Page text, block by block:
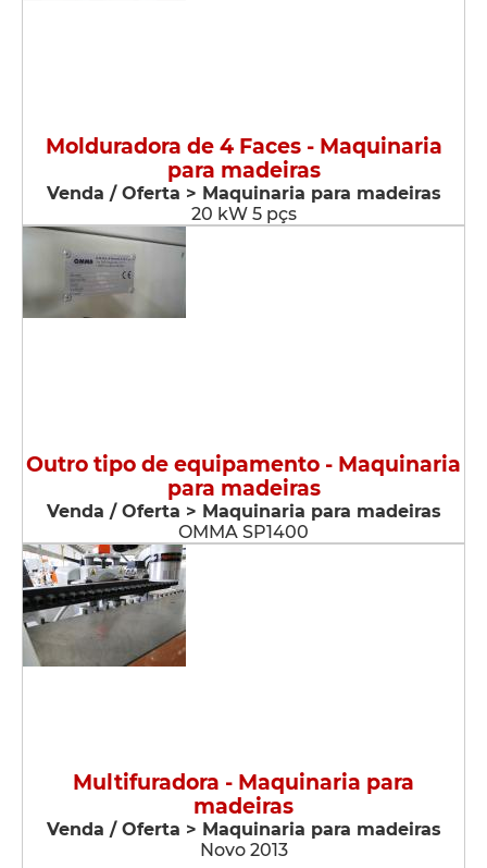
Molduradora de 4 Faces - Maquinaria
para madeiras
Venda / Oferta > Maquinaria para madeiras
20 kW 5 pçs
Outro tipo de equipamento - Maquinaria
para madeiras
Venda / Oferta > Maquinaria para madeiras
OMMA SP1400
Multifuradora - Maquinaria para
madeiras
Venda / Oferta > Maquinaria para madeiras
Novo 2013